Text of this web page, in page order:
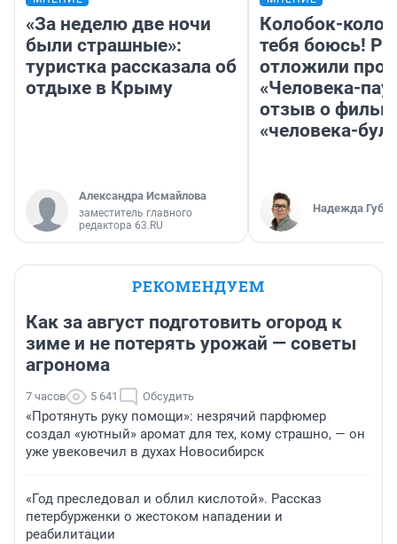
«За неделю две ночи
были страшные»:
туристка рассказала об
отдыхе в Крыму
Александра Исмайлова
заместитель главного
редактора 63.RU
Колобок-
тебя боюсь!
отложили
«Человека-
отзыв о
«человека-
Надежда
РЕКОМЕНДУЕМ
Как за август подготовить огород к
зиме и не потерять урожай — советы
агронома
7 часов 5 641 Обсудить
«Протянуть руку помощи»: незрячий парфюмер
создал «уютный» аромат для тех, кому страшно, — он
уже увековечил в духах Новосибирск
«Год преследовал и облил кислотой». Рассказ
петербурженки о жестоком нападении и
реабилитации